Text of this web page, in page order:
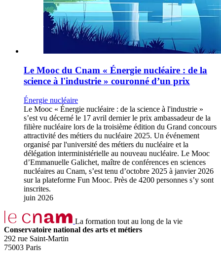
Le Mooc du Cnam « Énergie nucléaire : de la
science à l'industrie » couronné d’un prix
Énergie nucléaire
Le Mooc « Énergie nucléaire : de la science à l'industrie »
s’est vu décerné le 17 avril dernier le prix ambassadeur de la
filière nucléaire lors de la troisième édition du Grand concours
attractivité des métiers du nucléaire 2025. Un événement
organisé par l'université des métiers du nucléaire et la
délégation interministérielle au nouveau nucléaire. Le Mooc
d’Emmanuelle Galichet, maître de conférences en sciences
nucléaires au Cnam, s’est tenu d’octobre 2025 à janvier 2026
sur la plateforme Fun Mooc. Près de 4200 personnes s’y sont
inscrites.
juin 2026
La formation tout au long de la vie
Conservatoire national des arts et métiers
292 rue Saint-Martin
75003 Paris